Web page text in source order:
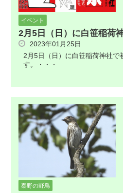
イベント
2月5日（日）に白笹稲荷
2023年01月25日
2月5日（日）に白笹稲荷神社で
す。・・・
秦野の野鳥